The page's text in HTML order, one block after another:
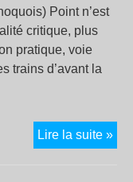
Point n’est
critique, plus
pratique, voie
trains d’avant la
Lire la suite »
de